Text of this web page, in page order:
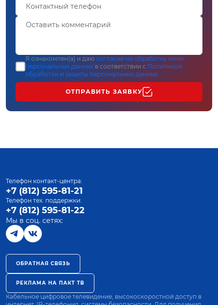
Я ознакомлен(а) и даю согласие на обработку моих
персональных данных в соответствии с Политикой
обработки и защиты персональных данных
ОТПРАВИТЬ ЗАЯВКУ
Телефон контакт-центра:
+7 (812) 595-81-21
Телефон тех. поддержки:
+7 (812) 595-81-22
Мы в соц. сетях:
ОБРАТНАЯ СВЯЗЬ
РЕКЛАМА НА ПАКТ ТВ
Кабельное цифровое телевидение, высокоскоростной доступ в